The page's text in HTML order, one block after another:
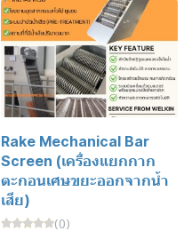
Rake Mechanical Bar
Screen (เครื่องแยกกาก
ตะกอนเศษขยะออกจากน้ำ
เสีย)
(0)